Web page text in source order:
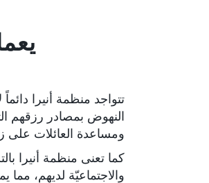
تتواجد منظمة أنيرا
النهوض بمصادر رزقهم
ومساعدة العائلات على
كما تعنى منظمة أنيرا
والاجتماعيّة لديهم،